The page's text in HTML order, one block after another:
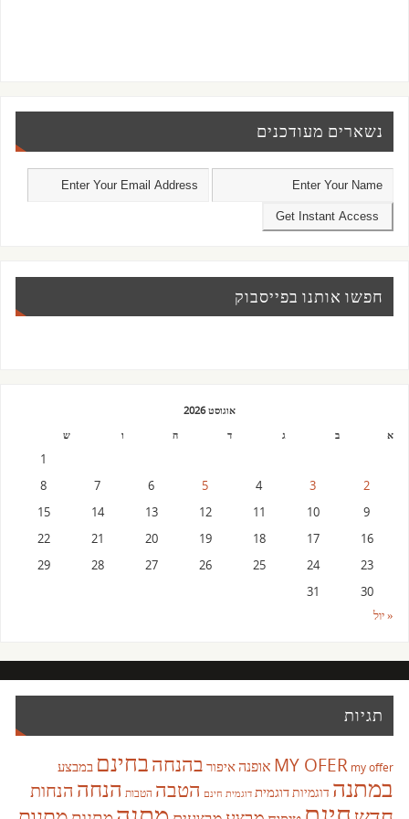
נשארים מעודכנים
חפשו אותנו בפייסבוק
אוגוסט 2026
א
ב ג ד ה ו ש
1
2
3
4
5
6
7
8
9
10
11
12
13
14
15
16
17
18
19
20
21
22
23
24
25
26
27
28
29
30
31
« יול
תגיות
MY OFER my offer אופנהאיפור בהנחהבחינם במבצע
במתנה דוגמיותדוגמית דוגמית חינם הטבה הטבות הנחה הנחות